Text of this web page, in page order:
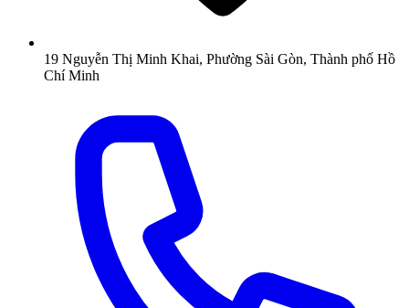
19 Nguyễn Thị Minh Khai, Phường Sài Gòn, Thành phố Hồ
Chí Minh